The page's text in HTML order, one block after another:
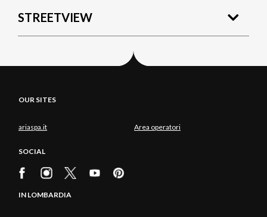
STREETVIEW
OUR SITES
ariaspa.it Area operatori
SOCIAL
IN LOMBARDIA